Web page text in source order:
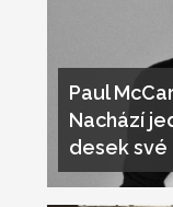
Paul
Nachází
desek